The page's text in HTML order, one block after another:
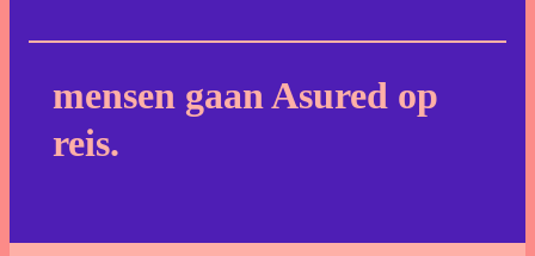
mensen gaan Asured op
reis.